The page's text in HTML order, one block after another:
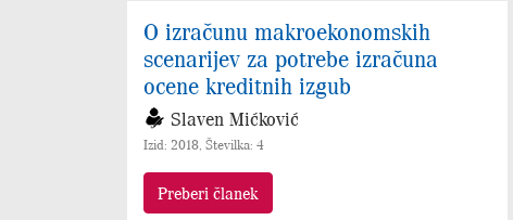
O izračunu makroekonomskih
scenarijev za potrebe izračuna
ocene kreditnih izgub
Slaven Mićković
Izid: 2018, Številka: 4
Preberi članek